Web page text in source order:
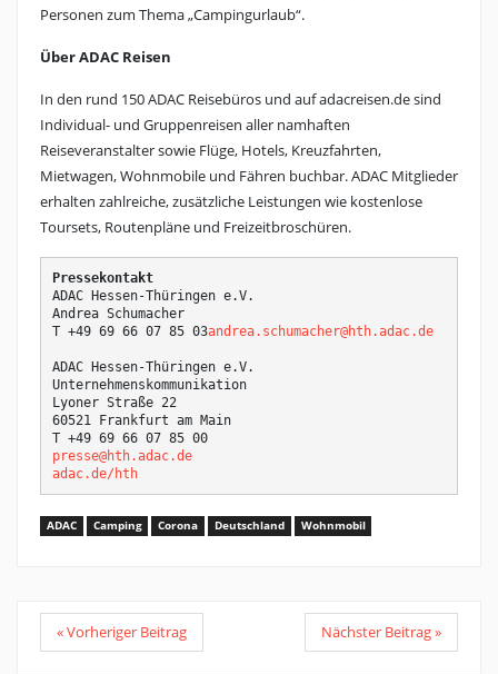
Personen zum Thema „Campingurlaub“.
Über ADAC Reisen
In den rund 150 ADAC Reisebüros und auf adacreisen.de sind
Individual- und Gruppenreisen aller namhaften
Reiseveranstalter sowie Flüge, Hotels, Kreuzfahrten,
Mietwagen, Wohnmobile und Fähren buchbar. ADAC Mitglieder
erhalten zahlreiche, zusätzliche Leistungen wie kostenlose
Toursets, Routenpläne und Freizeitbroschüren.
Pressekontakt
ADAC Hessen-Thüringen e.V.
Andrea Schumacher
T +49 69 66 07 85 03andrea.schumacher@hth.adac.de
ADAC Hessen-Thüringen e.V.
Unternehmenskommunikation
Lyoner Straße 22
60521 Frankfurt am Main
presse@hth.adac.de
adac.de/hth
ADAC Camping Corona Deutschland Wohnmobil
« Vorheriger Beitrag Nächster Beitrag »